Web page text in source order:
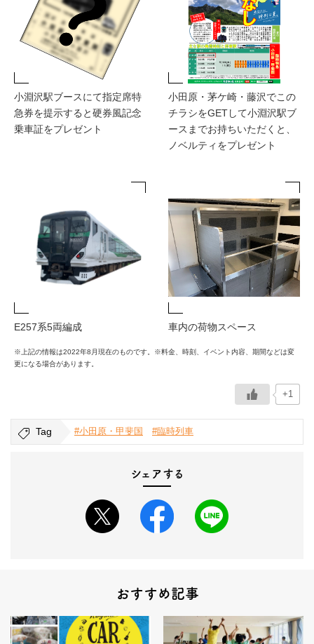
小淵沢駅ブースにて指定席特
急券を提示すると硬券風記念
乗車証をプレゼント
小田原・茅ケ崎・藤沢でこの
チラシをGETして小淵沢駅ブ
ースまでお持ちいただくと、
ノベルティをプレゼント
E257系5両編成 車内の荷物スペース
※上記の情報は2022年8月現在のものです。※料金、時刻、イベント内容、期間などは変
更になる場合があります。
+1
Tag #小田原・甲斐国 #臨時列車
シェアする
おすすめ記事